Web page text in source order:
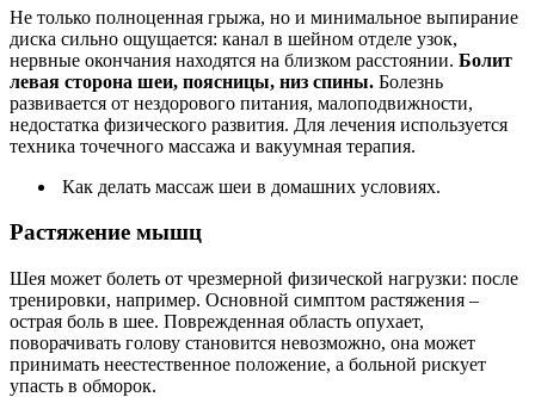
Не только полноценная грыжа, но и минимальное выпирание
диска сильно ощущается: канал в шейном отделе узок,
нервные окончания находятся на близком расстоянии. Болит
левая сторона шеи, поясницы, низ спины. Болезнь
развивается от нездорового питания, малоподвижности,
недостатка физического развития. Для лечения используется
техника точечного массажа и вакуумная терапия.
Как делать массаж шеи в домашних условиях.
Растяжение мышц
Шея может болеть от чрезмерной физической нагрузки: после
тренировки, например. Основной симптом растяжения –
острая боль в шее. Поврежденная область опухает,
поворачивать голову становится невозможно, она может
принимать неестественное положение, а больной рискует
упасть в обморок.